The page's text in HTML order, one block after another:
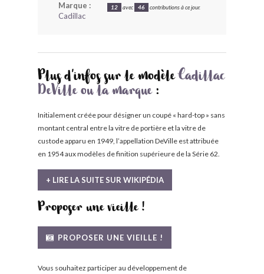
Marque :
Cadillac
12 avec 46 contributions à ce jour.
Plus d'infos sur le modèleCadillac
DeVille ou la marque:
Initialement créée pour désigner un coupé « hard-top » sans
montant central entre la vitre de portière et la vitre de
custode apparu en 1949, l’appellation DeVille est attribuée
en 1954 aux modèles de finition supérieure de la Série 62.
+ LIRE LA SUITE SUR WIKIPÉDIA
Proposer une vieille !
PROPOSER UNE VIEILLE !
Vous souhaitez participer au développement de